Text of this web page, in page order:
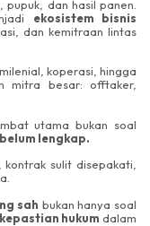
dan hasil panen.
ekosistem bisnis
dan kemitraan lintas
koperasi, hingga
mitra besar: offtaker,
utama bukan soal
lengkap.
sulit disepakati,
sah bukan hanya soal
hukum dalam